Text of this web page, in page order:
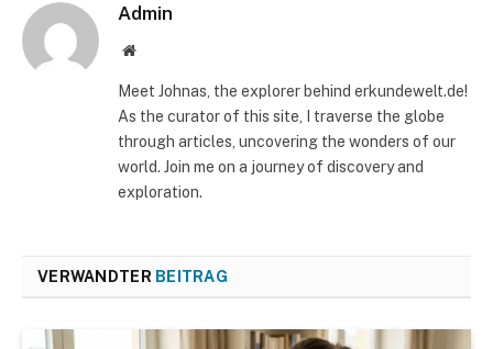
Admin
Website
Meet Johnas, the explorer behind erkundewelt.de!
As the curator of this site, I traverse the globe
through articles, uncovering the wonders of our
world. Join me on a journey of discovery and
exploration.
VERWANDTER BEITRAG